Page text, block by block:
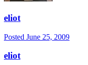
eliot
Posted June 25, 2009
eliot